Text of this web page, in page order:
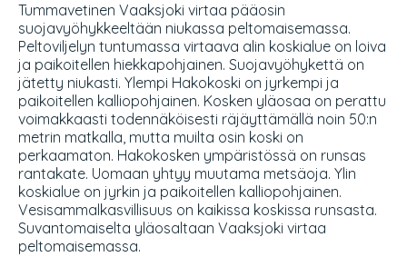
Tummavetinen Vaaksjoki virtaa pääosin
suojavyöhykkeeltään niukassa peltomaisemassa.
Peltoviljelyn tuntumassa virtaava alin koskialue on loiva
ja paikoitellen hiekkapohjainen. Suojavyöhykettä on
jätetty niukasti. Ylempi Hakokoski on jyrkempi ja
paikoitellen kalliopohjainen. Kosken yläosaa on perattu
voimakkaasti todennäköisesti räjäyttämällä noin 50:n
metrin matkalla, mutta muilta osin koski on
perkaamaton. Hakokosken ympäristössä on runsas
rantakate. Uomaan yhtyy muutama metsäoja. Ylin
koskialue on jyrkin ja paikoitellen kalliopohjainen.
Vesisammalkasvillisuus on kaikissa koskissa runsasta.
Suvantomaiselta yläosaltaan Vaaksjoki virtaa
peltomaisemassa.